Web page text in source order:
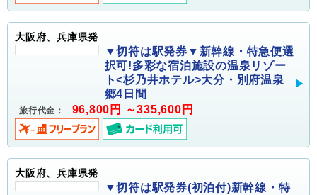
大阪府、兵庫県発
▼切符は駅発券▼新幹線・特急便選
択可!多彩な宿泊施設の温泉リゾー
ト<杉乃井ホテル>大分・別府温泉
郷4日間
旅行代金： 96,800円 ～335,600円
大阪府、兵庫県発
▼切符は駅発券(初泊付)新幹線・特